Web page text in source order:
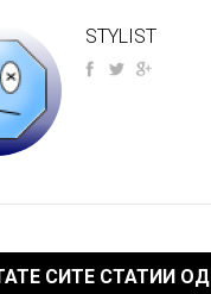
STYLIST
СИТЕ СТАТИИ ОД